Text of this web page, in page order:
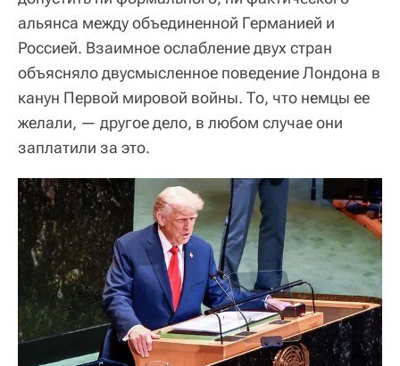
альянса между объединенной Германией и
Россией. Взаимное ослабление двух стран
объясняло двусмысленное поведение Лондона в
канун Первой мировой войны. То, что немцы ее
желали, — другое дело, в любом случае они
заплатили за это.